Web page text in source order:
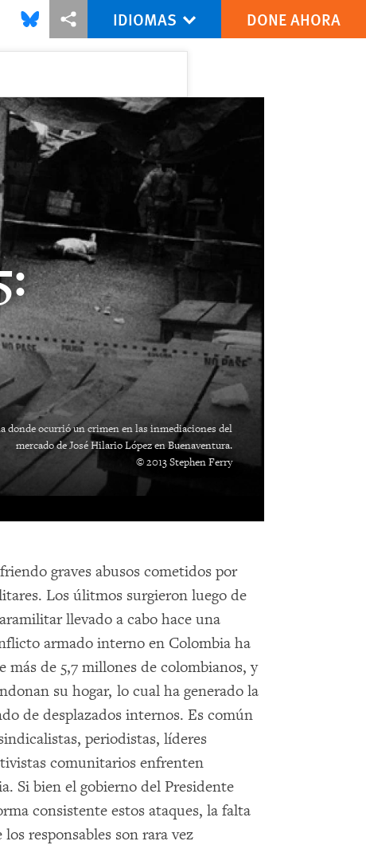
this via Facebook
Share this via Bluesky
Share this via Compartir
IDIOMAS DONE AHORA
donde ocurrió un crimen en las inmediaciones del
mercado de José Hilario López en Buenaventura.
© 2013 Stephen Ferry
graves abusos cometidos por
Los úlitmos surgieron luego de
llevado a cabo hace una
armado interno en Colombia ha
de 5,7 millones de colombianos, y
su hogar, lo cual ha generado la
de desplazados internos. Es común
periodistas, líderes
comunitarios enfrenten
Si bien el gobierno del Presidente
consistente estos ataques, la falta
responsables son rara vez